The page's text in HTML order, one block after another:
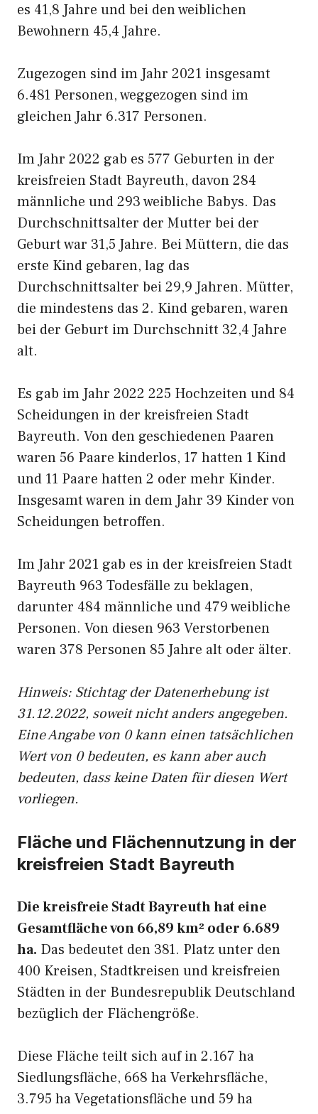
es 41,8 Jahre und bei den weiblichen
Bewohnern 45,4 Jahre.
Zugezogen sind im Jahr 2021 insgesamt
6.481 Personen, weggezogen sind im
gleichen Jahr 6.317 Personen.
Im Jahr 2022 gab es 577 Geburten in der
kreisfreien Stadt Bayreuth, davon 284
männliche und 293 weibliche Babys. Das
Durchschnittsalter der Mutter bei der
Geburt war 31,5 Jahre. Bei Müttern, die das
erste Kind gebaren, lag das
Durchschnittsalter bei 29,9 Jahren. Mütter,
die mindestens das 2. Kind gebaren, waren
bei der Geburt im Durchschnitt 32,4 Jahre
alt.
Es gab im Jahr 2022 225 Hochzeiten und 84
Scheidungen in der kreisfreien Stadt
Bayreuth. Von den geschiedenen Paaren
waren 56 Paare kinderlos, 17 hatten 1 Kind
und 11 Paare hatten 2 oder mehr Kinder.
Insgesamt waren in dem Jahr 39 Kinder von
Scheidungen betroffen.
Im Jahr 2021 gab es in der kreisfreien Stadt
Bayreuth 963 Todesfälle zu beklagen,
darunter 484 männliche und 479 weibliche
Personen. Von diesen 963 Verstorbenen
waren 378 Personen 85 Jahre alt oder älter.
Hinweis: Stichtag der Datenerhebung ist
31.12.2022, soweit nicht anders angegeben.
Eine Angabe von 0 kann einen tatsächlichen
Wert von 0 bedeuten, es kann aber auch
bedeuten, dass keine Daten für diesen Wert
vorliegen.
Fläche und Flächennutzung in der
kreisfreien Stadt Bayreuth
Die kreisfreie Stadt Bayreuth hat eine
Gesamtfläche von 66,89 km² oder 6.689
ha. Das bedeutet den 381. Platz unter den
400 Kreisen, Stadtkreisen und kreisfreien
Städten in der Bundesrepublik Deutschland
bezüglich der Flächengröße.
Diese Fläche teilt sich auf in 2.167 ha
Siedlungsfläche, 668 ha Verkehrsfläche,
3.795 ha Vegetationsfläche und 59 ha